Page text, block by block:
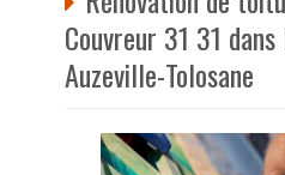
Couvreur 31 31
Auzeville-Tolosane